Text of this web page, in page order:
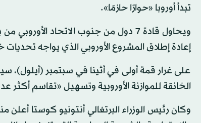
تبدأ أوروبا «حوارًا حازمًا».
ويحاول قادة 7 دول من جنوب الاتحاد
إعادة إطلاق المشروع الأوروبي الذي يواجه
على غرار قمة أولى في أثينا في سبتمبر
الخانقة للموازنة الأوروبية وتسهيل «تقاسم أكثر
وكان رئيس الوزراء البرتغالي أنتونيو كوستا أعلن